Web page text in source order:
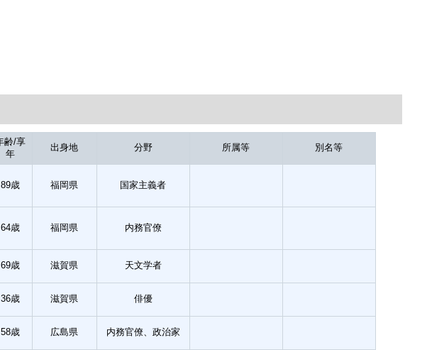
齢/享
年
出身地 分野 所属等 別名等
89歳 福岡県 国家主義者
64歳 福岡県 内務官僚
69歳 滋賀県 天文学者
36歳 滋賀県 俳優
58歳 広島県 内務官僚、政治家